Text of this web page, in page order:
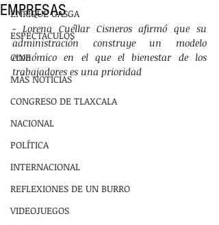
ENRIQUE GASGA
ESPECTACULOS
CINE
MÁS NOTÍCIAS
CONGRESO DE TLAXCALA
NACIONAL
POLÍTICA
INTERNACIONAL
REFLEXIONES DE UN BURRO
VIDEOJUEGOS
EMPRESAS
- Lorena Cuéllar Cisneros afirmó que su
administración construye un modelo
económico en el que el bienestar de los
trabajadores es una prioridad